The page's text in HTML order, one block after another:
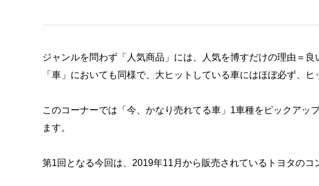
ジャンルを問わず「人気商品」には、人気を博すだけの理由＝
「車」においても同様で、大ヒットしている車にはほぼ必ず、
このコーナーでは「今、かなり売れてる車」1車種をピックアッ
ます。
第1回となる今回は、2019年11月から販売されているトヨタのコ